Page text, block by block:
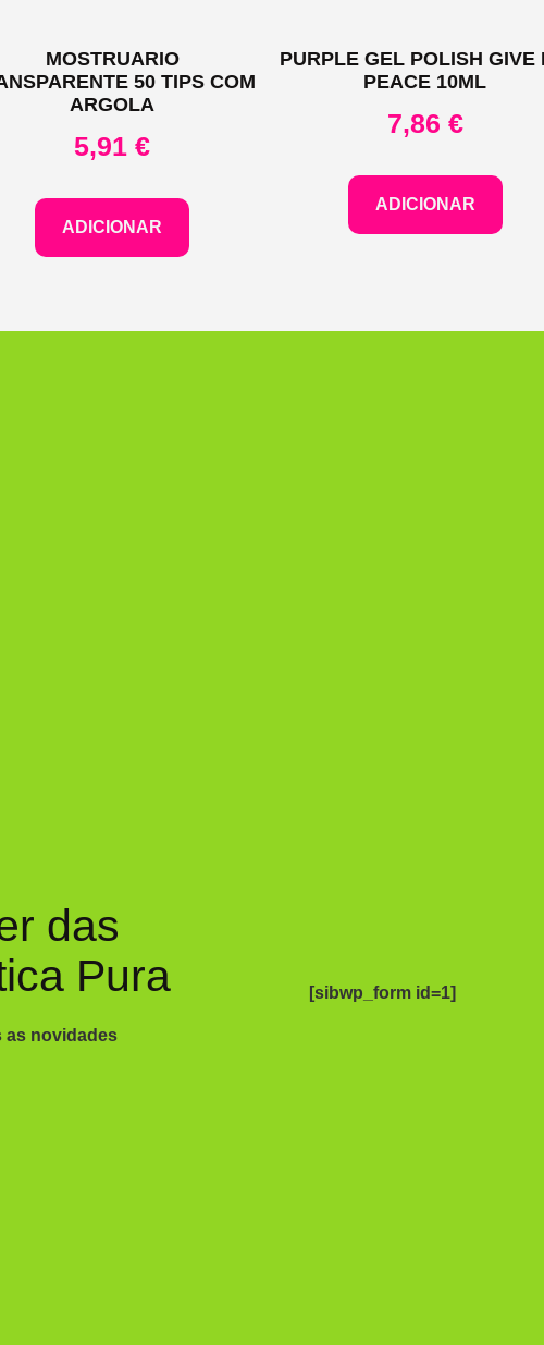
MOSTRUARIO
50 TIPS COM
ARGOLA
5,91€
ADICIONAR
PURPLE GEL POLISH GIVE
PEACE 10ML
7,86 €
ADICIONAR
das
Pura
as novidades
[sibwp_form id=1]